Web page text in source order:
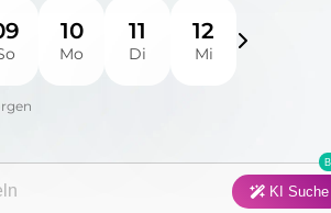
Salat
10
Mo
11
Di
12
Mi
KI Suche